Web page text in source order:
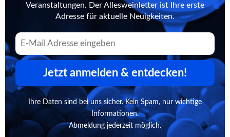
Veranstaltungen. Der Allesweinletter ist Ihre erste
Adresse für aktuelle Neuigkeiten.
Jetzt anmelden & entdecken!
Ihre Daten sind bei uns sicher. Kein Spam, nur wichtige
Informationen.
Abmeldung jederzeit möglich.